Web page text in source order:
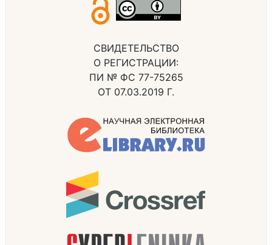
СВИДЕТЕЛЬСТВО
О РЕГИСТРАЦИИ:
ПИ № ФС 77-75265
ОТ 07.03.2019 Г.